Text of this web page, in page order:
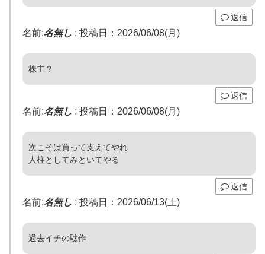
返信
名前:名無し : 投稿日：2026/06/08(月)
株主？
返信
名前:名無し : 投稿日：2026/06/08(月)
次こそは買って支えてやれ
人柱としてみといてやる
返信
名前:名無し : 投稿日：2026/06/13(土)
過去イチの駄作